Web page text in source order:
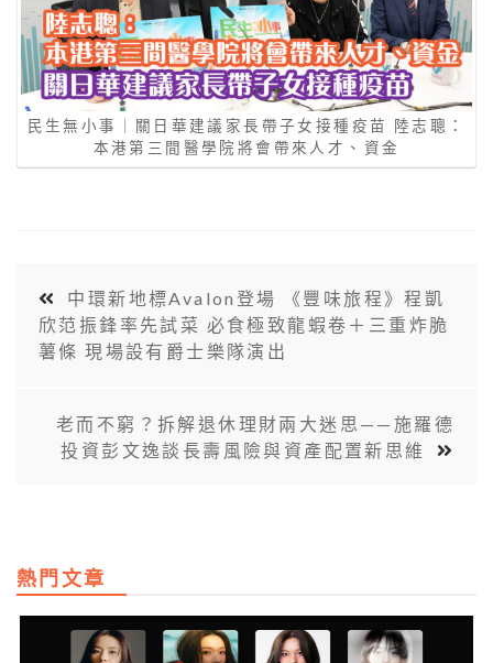
民生無小事｜關日華建議家長帶子女接種疫苗 陸志聰：
本港第三間醫學院將會帶來人才、資金
中環新地標Avalon登場 《豐味旅程》程凱
欣范振鋒率先試菜 必食極致龍蝦卷＋三重炸脆
薯條 現場設有爵士樂隊演出
老而不窮？拆解退休理財兩大迷思——施羅德
投資彭文逸談長壽風險與資產配置新思維
熱門文章